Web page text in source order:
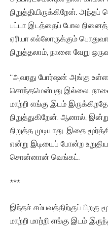
நிறுத்தியிருக்கிறேன்.
பட்டா இடத்தைப் போல
ஏரியா எல்லோருக்கும்
நிறுத்தலாம், நாளை வேறு
“அவரது போர்ஷன் அங்கு
சொந்தமென்பது இல்லை.
மாற்றி எங்கு இடம்
நிறுத்துகிறேன். ஆனால்,
நிறுத்த முடியாது. இதை
என்று இடியைப் போன்ற
சொன்னான் வெங்கட்.
***
இந்தச் சம்பவத்திற்குப் பிறகு
மாற்றி மாற்றி எங்கு இடம்